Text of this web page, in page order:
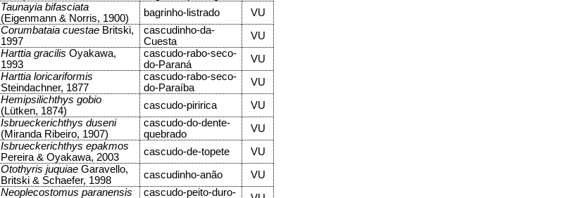
Taunayia bifasciata
(Eigenmann & Norris, 1900)
bagrinho-listrado
VU
Corumbataia cuestaeBritski,
1997
cascudinho-da-
Cuesta
VU
Harttia gracilis Oyakawa,
1993
cascudo-rabo-seco-
do-Paraná
VU
Harttia loricariformis
Steindachner, 1877
cascudo-rabo-seco-
do-Paraíba
VU
Hemipsilichthys gobio
(Lütken, 1874)
cascudo-piririca
VU
Isbrueckerichthys duseni
(Miranda Ribeiro, 1907)
cascudo-do-dente-
quebrado
VU
Isbrueckerichthys epakmos
Pereira & Oyakawa, 2003
cascudo-de-topete
VU
Otothyris juquiae Garavello,
Britski & Schaefer, 1998
cascudinho-anão
VU
Neoplecostomus paranensis
cascudo-peito-duro-